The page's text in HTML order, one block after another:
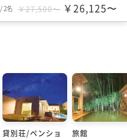
/2名 ￥27,500〜 ￥26,125〜
貸別荘/ペンショ
旅館